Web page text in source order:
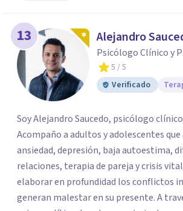
13 Alejandro
Psicólogo Clínico y
5 / 5
Verificado
Soy Alejandro Saucedo, psicólogo
Acompaño a adultos y adolescentes
ansiedad, depresión, baja autoestima,
relaciones, terapia de pareja y crisis
elaborar en profundidad los conflictos
generan malestar en su presente. A través del proceso